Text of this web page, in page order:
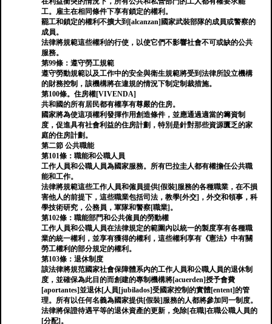
工。雇主在相同條件下享有鎖定的權利。
罷工和鎖定的權利不擴大到[alcanzan]國家武裝部隊的成員或警察的
成員。
法律將規範這些權利的行使，以使它們不影響社會不可或缺的公共
服務。
第99條：遵守勞工規範
遵守勞動規範以及工作中的安全與衛生規範將受到法律所設立機構
的財務控制，該機構將在違規的情況下制定制裁措施。
第100條。住房權[VIVENDA]
共和國的所有居民都有權享有尊嚴的住房。
國家將為使這項權利發揮作用創造條件，並應通過適當的籌資制
度，促進具有社會利益的住房計劃，特別是針對那些資源匱乏的家
庭的住房計劃。
第二節 公共職能
第101條：職能和公職人員
工作人員和公職人員為國家服務。所有巴拉圭人都有權擔任公共職
能和工作。
法律將規範這些工作人員和僱員提供[假裝]服務的各種職業，在不損
害他人的前提下，這些職業包括司法，教學[外交]，外交和領事，科
學技術研究，公務員，軍隊和警察[職業]。
第102條：職能部門和公共僱員的勞動權
工作人員和公職人員在法律規定的範圍內以統一的製度享有各種職
業的統一權利，並享有獲得的權利，這些權利享有《憲法》中有關
勞工權利的部分規定的權利。
第103條：退休制度
該法律將規范國家社會保障體系內的工作人員和公職人員的退休制
度，並確保為此目的而創建的專制機構將[acuerden]授予會費
[aportantes]並退休[人員[jubilados]受國家控制的實體[entent]的管
理。所有以任何名義為國家提供[假裝]服務的人都將參加同一制度。
法律將保證待遇平等的退休資產的更新，免除[在職]在職公職人員的
[分配]。